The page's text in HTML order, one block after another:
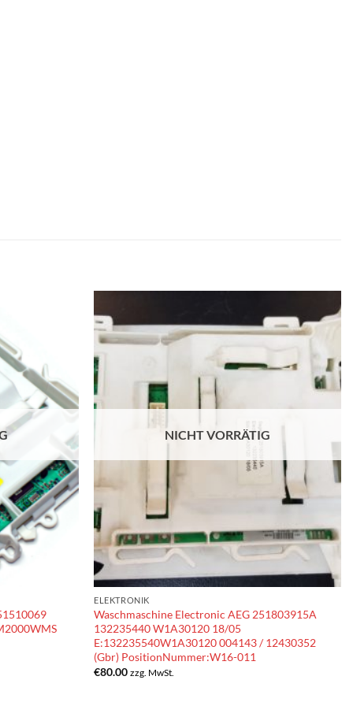
NICHT VORRÄTIG
ELEKTRONIK
Waschmaschine Electronic AEG 251803915A
132235440 W1A30120 18/05
E:132235540W1A30120 004143 / 12430352
(Gbr) PositionNummer:W16-011
€80.00 zzg. MwSt.